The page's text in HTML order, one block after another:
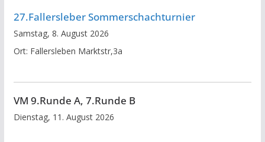
27.Fallersleber Sommerschachturnier
Samstag, 8. August 2026
Ort: Fallersleben Marktstr,3a
VM 9.Runde A, 7.Runde B
Dienstag, 11. August 2026